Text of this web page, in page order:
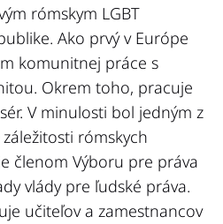
rómskym LGBT
Ako prvý v Európe
komunitnej práce s
Okrem toho, pracuje
V minulosti bol jedným z
rómskych
členom Výboru pre práva
vlády pre ľudské práva.
učiteľov a zamestnancov